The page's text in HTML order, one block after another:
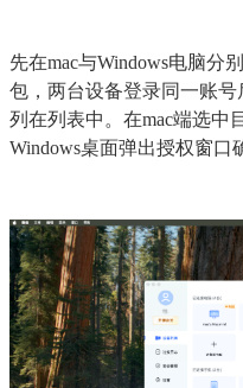
先在mac与Windows电脑分
包，两台设备登录同一账
列在列表中。在mac端选中
Windows桌面弹出授权窗口